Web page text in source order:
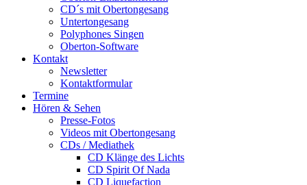
CD´s mit Obertongesang
Untertongesang
Polyphones Singen
Oberton-Software
Kontakt
Newsletter
Kontaktformular
Termine
Hören & Sehen
Presse-Fotos
Videos mit Obertongesang
CDs / Mediathek
CD Klänge des Lichts
CD Spirit Of Nada
CD Liquefaction